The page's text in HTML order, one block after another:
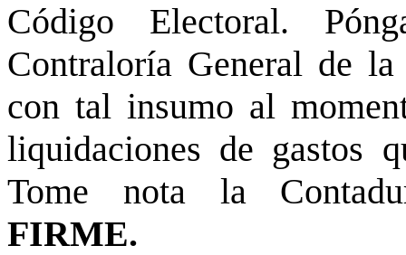
Código Electoral.
Contraloría General de
con tal insumo al
liquidaciones de gastos
Tome nota la
FIRME.